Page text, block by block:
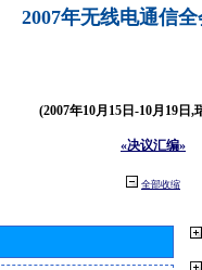
2007年无线电通信
(2007年10月15日-10月19日,
«决议汇编»
全部收缩